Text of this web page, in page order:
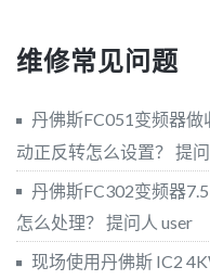
维修常见问题
丹佛斯FC051变频器
动正反转怎么设置？ 提
丹佛斯FC302变频器
怎么处理？ 提问人 user
现场使用丹佛斯 IC2